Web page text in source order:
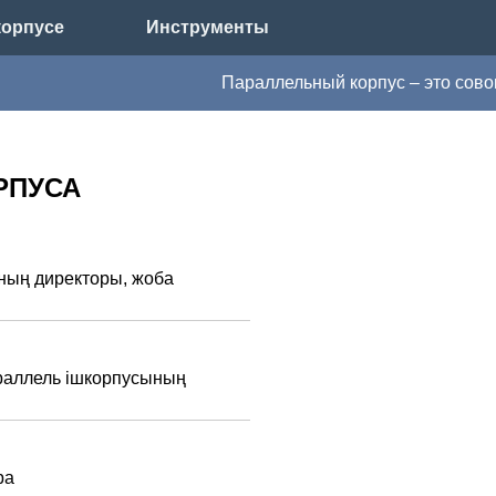
Инструменты
Параллельный корпус – это
директоры, жоба
ішкорпусының